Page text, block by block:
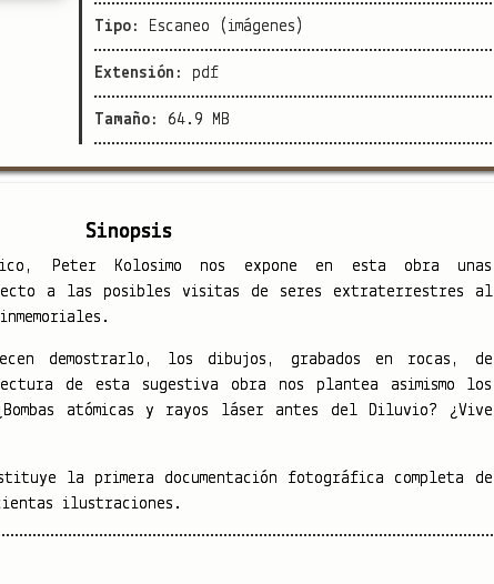
Tipo: Escaneo (imágenes)
Extensión: pdf
Tamaño: 64.9 MB
Sinopsis
Peter Kolosimo nos expone en esta obra unas
a las posibles visitas de seres extraterrestres al
demostrarlo, los dibujos, grabados en rocas, de
de esta sugestiva obra nos plantea asimismo los
atómicas y rayos láser antes del Diluvio? ¿Vive
la primera documentación fotográfica completa de
ilustraciones.